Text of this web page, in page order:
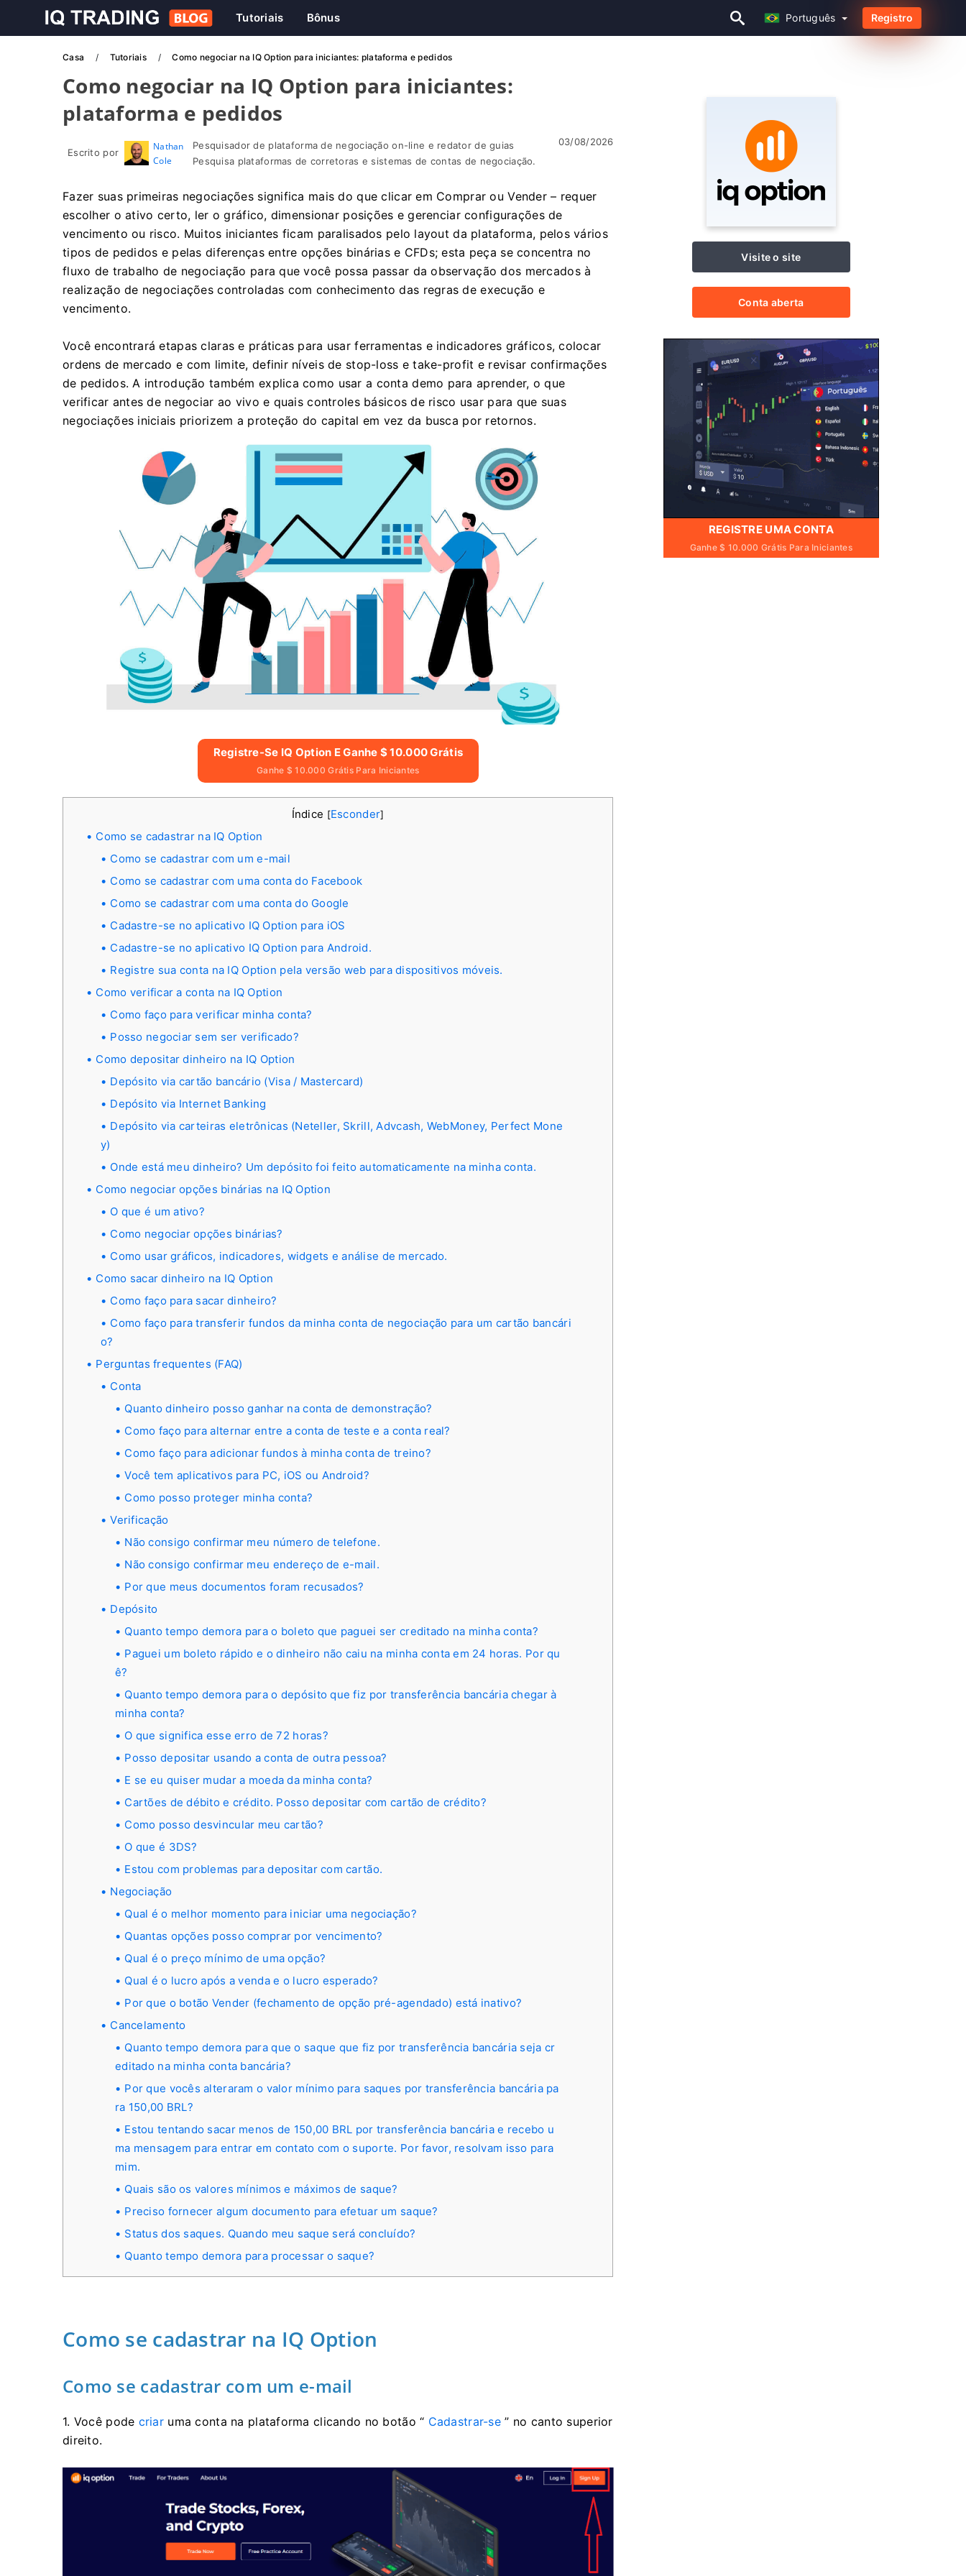
Português
Tutoriais Bônus Português Registro
Casa Tutoriais Como negociar na IQ Option para iniciantes: plataforma e pedidos
Como negociar na IQ Option para iniciantes:
plataforma e pedidos
Escrito por
Nathan
Cole
Pesquisador de plataforma de negociação on-line e redator de guias
Pesquisa plataformas de corretoras e sistemas de contas de negociação.
03/08/2026
Fazer suas primeiras negociações significa mais do que clicar em Comprar ou Vender – requer
escolher o ativo certo, ler o gráfico, dimensionar posições e gerenciar configurações de
vencimento ou risco. Muitos iniciantes ficam paralisados ​​pelo layout da plataforma, pelos vários
tipos de pedidos e pelas diferenças entre opções binárias e CFDs; esta peça se concentra no
fluxo de trabalho de negociação para que você possa passar da observação dos mercados à
realização de negociações controladas com conhecimento das regras de execução e
vencimento.
Você encontrará etapas claras e práticas para usar ferramentas e indicadores gráficos, colocar
ordens de mercado e com limite, definir níveis de stop-loss e take-profit e revisar confirmações
de pedidos. A introdução também explica como usar a conta demo para aprender, o que
verificar antes de negociar ao vivo e quais controles básicos de risco usar para que suas
negociações iniciais priorizem a proteção do capital em vez da busca por retornos.
Registre-Se IQ Option E Ganhe $ 10.000 Grátis
Ganhe $ 10.000 Grátis Para Iniciantes
Índice [Esconder]
Como se cadastrar na IQ Option
Como se cadastrar com um e-mail
Como se cadastrar com uma conta do Facebook
Como se cadastrar com uma conta do Google
Cadastre-se no aplicativo IQ Option para iOS
Cadastre-se no aplicativo IQ Option para Android.
Registre sua conta na IQ Option pela versão web para dispositivos móveis.
Como verificar a conta na IQ Option
Como faço para verificar minha conta?
Posso negociar sem ser verificado?
Como depositar dinheiro na IQ Option
Depósito via cartão bancário (Visa / Mastercard)
Depósito via Internet Banking
Depósito via carteiras eletrônicas (Neteller, Skrill, Advcash, WebMoney, Perfect Mone
y)
Onde está meu dinheiro? Um depósito foi feito automaticamente na minha conta.
Como negociar opções binárias na IQ Option
O que é um ativo?
Como negociar opções binárias?
Como usar gráficos, indicadores, widgets e análise de mercado.
Como sacar dinheiro na IQ Option
Como faço para sacar dinheiro?
Como faço para transferir fundos da minha conta de negociação para um cartão bancári
o?
Perguntas frequentes (FAQ)
Conta
Quanto dinheiro posso ganhar na conta de demonstração?
Como faço para alternar entre a conta de teste e a conta real?
Como faço para adicionar fundos à minha conta de treino?
Você tem aplicativos para PC, iOS ou Android?
Como posso proteger minha conta?
Verificação
Não consigo confirmar meu número de telefone.
Não consigo confirmar meu endereço de e-mail.
Por que meus documentos foram recusados?
Depósito
Quanto tempo demora para o boleto que paguei ser creditado na minha conta?
Paguei um boleto rápido e o dinheiro não caiu na minha conta em 24 horas. Por qu
ê?
Quanto tempo demora para o depósito que fiz por transferência bancária chegar à
minha conta?
O que significa esse erro de 72 horas?
Posso depositar usando a conta de outra pessoa?
E se eu quiser mudar a moeda da minha conta?
Cartões de débito e crédito. Posso depositar com cartão de crédito?
Como posso desvincular meu cartão?
O que é 3DS?
Estou com problemas para depositar com cartão.
Negociação
Qual é o melhor momento para iniciar uma negociação?
Quantas opções posso comprar por vencimento?
Qual é o preço mínimo de uma opção?
Qual é o lucro após a venda e o lucro esperado?
Por que o botão Vender (fechamento de opção pré-agendado) está inativo?
Cancelamento
Quanto tempo demora para que o saque que fiz por transferência bancária seja cr
editado na minha conta bancária?
Por que vocês alteraram o valor mínimo para saques por transferência bancária pa
ra 150,00 BRL?
Estou tentando sacar menos de 150,00 BRL por transferência bancária e recebo u
ma mensagem para entrar em contato com o suporte. Por favor, resolvam isso para
mim.
Quais são os valores mínimos e máximos de saque?
Preciso fornecer algum documento para efetuar um saque?
Status dos saques. Quando meu saque será concluído?
Quanto tempo demora para processar o saque?
Como se cadastrar na IQ Option
Como se cadastrar com um e-mail
1. Você pode criar uma conta na plataforma clicando no botão “ Cadastrar-se ” no canto superior
direito.
Visite o site
Conta aberta
REGISTRE UMA CONTA
Ganhe $ 10.000 Grátis Para Iniciantes